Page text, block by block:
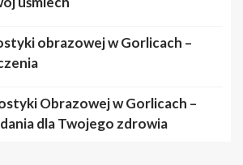
obrazowej w Gorlicach –
Obrazowej w Gorlicach –
dla Twojego zdrowia